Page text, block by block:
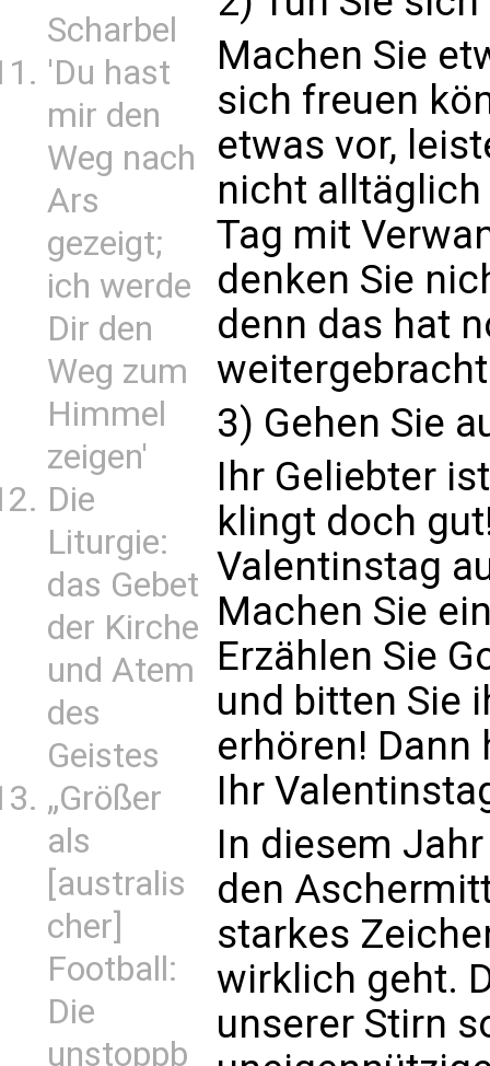
Scharbel
'Du hast
mir den
Weg nach
Ars
gezeigt;
ich werde
Dir den
Weg zum
Himmel
zeigen'
Die
Liturgie:
das Gebet
der Kirche
und Atem
des
Geistes
„Größer
als
[australis
cher]
Football:
Die
unstoppb
Machen Sie
sich freuen
etwas vor,
nicht alltäglich
Tag mit
denken Sie
denn das hat
3) Gehen Sie
Ihr Geliebter
klingt doch
Valentinstag
Machen Sie
Erzählen Sie
und bitten Sie
erhören! Dann
Ihr
In diesem
den
starkes
wirklich geht.
unserer Stirn